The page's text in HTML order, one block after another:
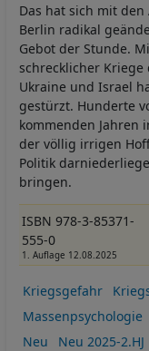
Das hat sich mit
Berlin radikal
Gebot der Stunde.
schrecklicher
Ukraine und Israel
gestürzt. Hunderte
kommenden Jahren
der völlig irrigen
Politik
bringen.
ISBN 978-3-85371-
555-0
1. Auflage 12.08.2025
Kriegsgefahr
Massenpsychologie
Neu
Neu 2025-2.HJ